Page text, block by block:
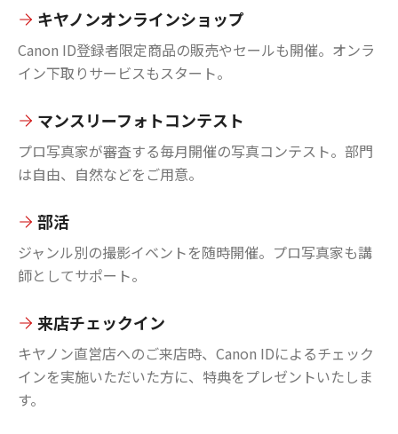
キヤノンオンラインショップ
Canon ID登録者限定商品の販売やセールも開催。オンラ
イン下取りサービスもスタート。
マンスリーフォトコンテスト
プロ写真家が審査する毎月開催の写真コンテスト。部門
は自由、自然などをご用意。
部活
ジャンル別の撮影イベントを随時開催。プロ写真家も講
師としてサポート。
来店チェックイン
キヤノン直営店へのご来店時、Canon IDによるチェック
インを実施いただいた方に、特典をプレゼントいたしま
す。